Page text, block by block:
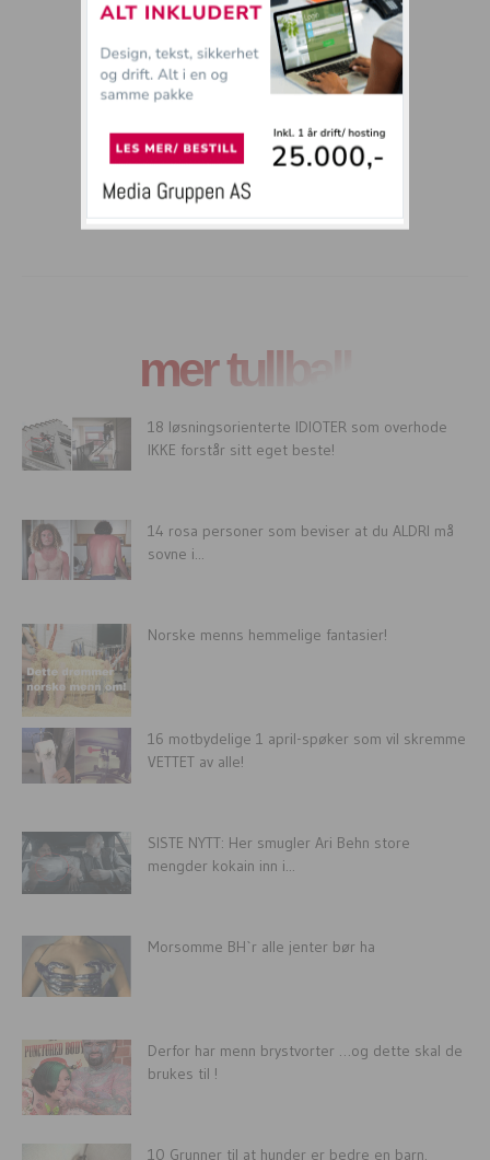
mer tullball
18 løsningsorienterte IDIOTER som overhode
IKKE forstår sitt eget beste!
14 rosa personer som beviser at du ALDRI må
sovne i...
Norske menns hemmelige fantasier!
16 motbydelige 1 april-spøker som vil skremme
VETTET av alle!
SISTE NYTT: Her smugler Ari Behn store
mengder kokain inn i...
Morsomme BH`r alle jenter bør ha
Derfor har menn brystvorter …og dette skal de
brukes til !
10 Grunner til at hunder er bedre en barn.